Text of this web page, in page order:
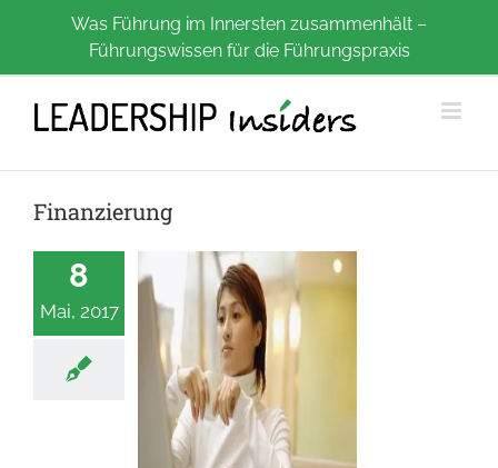
Was Führung im Innersten zusammenhält –
Führungswissen für die Führungspraxis
Finanzierung
8
Mai, 2017